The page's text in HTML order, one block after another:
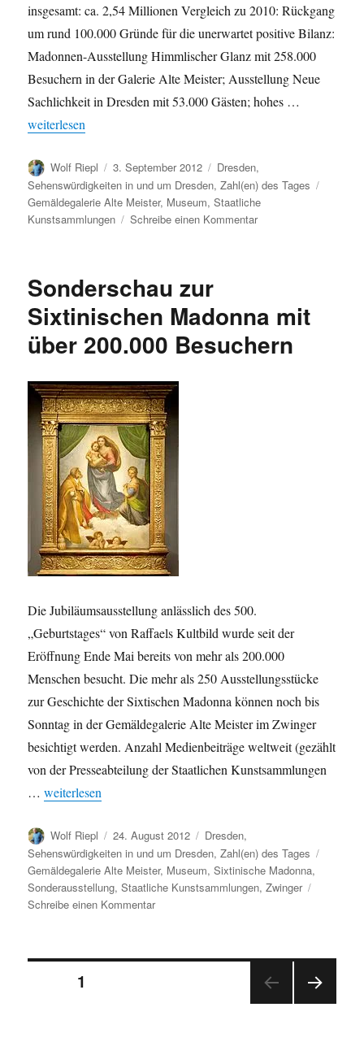
insgesamt: ca. 2,54 Millionen Vergleich zu 2010: Rückgang
um rund 100.000 Gründe für die unerwartet positive Bilanz:
Madonnen-Ausstellung Himmlischer Glanz mit 258.000
Besuchern in der Galerie Alte Meister; Ausstellung Neue
Sachlichkeit in Dresden mit 53.000 Gästen; hohes …
„Dresdner Kunstsammlungen: Zufriedenheit mit Besucherzahlen
weiterlesen
Autor
Wolf Riepl
Veröffentlicht
am
3. September 2012 Kategorien
Dresden,
Sehenswürdigkeiten in und um Dresden,Zahl(en) des Tages
Gemäldegalerie Alte Meister, Museum,Staatliche
Kunstsammlungen
Schreibe einen Kommentarzu
2011
Sonderschau zur
Sixtinischen Madonna mit
über 200.000 Besuchern
Die Jubiläumsausstellung anlässlich des 500.
„Geburtstages“ von Raffaels Kultbild wurde seit der
Eröffnung Ende Mai bereits von mehr als 200.000
Menschen besucht. Die mehr als 250 Ausstellungsstücke
zur Geschichte der Sixtischen Madonna können noch bis
Sonntag in der Gemäldegalerie Alte Meister im Zwinger
besichtigt werden. Anzahl Medienbeiträge weltweit (gezählt
von der Presseabteilung der Staatlichen Kunstsammlungen
…„Sonderschau zur Sixtinischen Madonna mit über 200.000
weiterlesen
Autor
Wolf Riepl
Veröffentlicht
am
24. August 2012 Kategorien
Dresden,
Sehenswürdigkeiten in und um Dresden,Zahl(en) des Tages
Gemäldegalerie Alte Meister, Museum,Sixtinische Madonna,
Sonderausstellung,Staatliche Kunstsammlungen,Zwinger
Schreibe einen Kommentarzu
Sixtinischen
Seitennummerierung
1